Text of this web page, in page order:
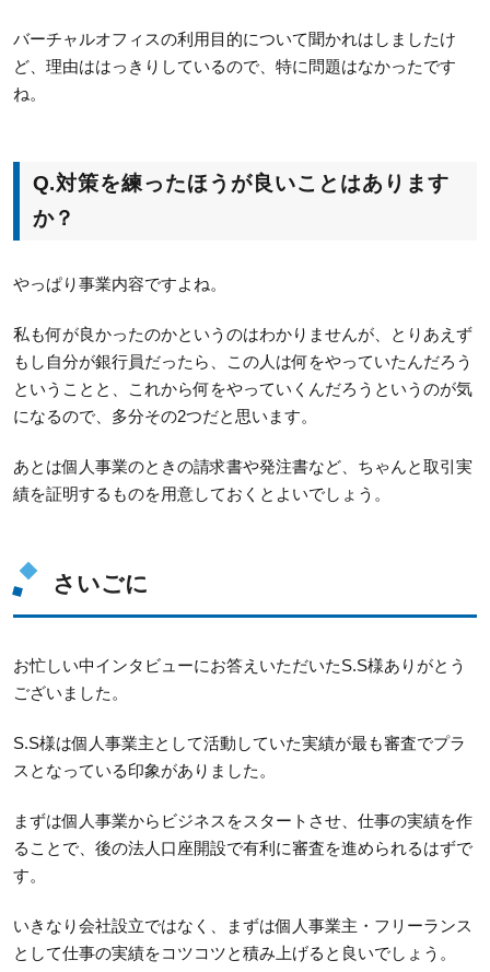
バーチャルオフィスの利用目的について聞かれはしましたけ
ど、理由ははっきりしているので、特に問題はなかったです
ね。
Q.対策を練ったほうが良いことはあります
か？
やっぱり事業内容ですよね。
私も何が良かったのかというのはわかりませんが、とりあえず
もし自分が銀行員だったら、この人は何をやっていたんだろう
ということと、これから何をやっていくんだろうというのが気
になるので、多分その2つだと思います。
あとは個人事業のときの請求書や発注書など、ちゃんと取引実
績を証明するものを用意しておくとよいでしょう。
さいごに
お忙しい中インタビューにお答えいただいたS.S様ありがとう
ございました。
S.S様は個人事業主として活動していた実績が最も審査でプラ
スとなっている印象がありました。
まずは個人事業からビジネスをスタートさせ、仕事の実績を作
ることで、後の法人口座開設で有利に審査を進められるはずで
す。
いきなり会社設立ではなく、まずは個人事業主・フリーランス
として仕事の実績をコツコツと積み上げると良いでしょう。